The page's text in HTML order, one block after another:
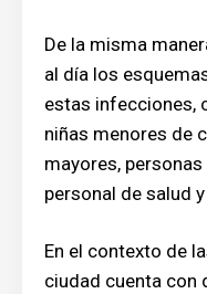
De la misma
al día los
estas infecciones,
niñas menores de
mayores,
personal de salud
En el contexto de
ciudad cuenta con